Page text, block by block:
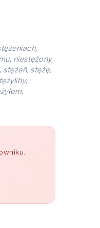
niestężony,
stężeń, stężę,